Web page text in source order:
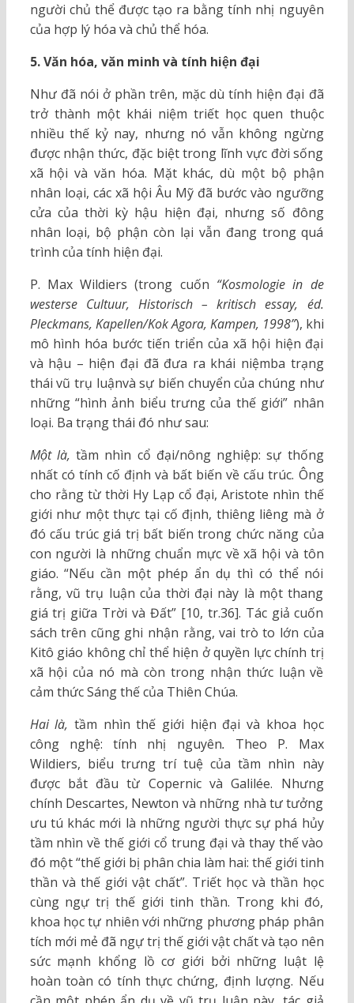
người chủ thể được tạo ra bằng tính nhị nguyên
của hợp lý hóa và chủ thể hóa.
5. Văn hóa, văn minh và tính hiện đại
Như đã nói ở phần trên, mặc dù tính hiện đại đã
trở thành một khái niệm triết học quen thuộc
nhiều thế kỷ nay, nhưng nó vẫn không ngừng
được nhận thức, đặc biệt trong lĩnh vực đời sống
xã hội và văn hóa. Mặt khác, dù một bộ phận
nhân loại, các xã hội Âu Mỹ đã bước vào ngưỡng
cửa của thời kỳ hậu hiện đại, nhưng số đông
nhân loại, bộ phận còn lại vẫn đang trong quá
trình của tính hiện đại.
P. Max Wildiers (trong cuốn “Kosmologiein de
westerse Cultuur, Historisch – kritisch essay, éd.
Pleckmans, Kapellen/Kok Agora, Kampen, 1998”), khi
mô hình hóa bước tiến triển của xã hội hiện đại
và hậu – hiện đại đã đưa ra khái niệmba trạng
thái vũ trụ luậnvà sự biến chuyển của chúng như
những “hình ảnh biểu trưng của thế giới” nhân
loại. Ba trạng thái đó như sau:
Một là, tầm nhìn cổ đại/nông nghiệp: sự thống
nhất có tính cố định và bất biến về cấu trúc. Ông
cho rằng từ thời Hy Lạp cổ đại, Aristote nhìn thế
giới như một thực tại cố định, thiêng liêng mà ở
đó cấu trúc giá trị bất biến trong chức năng của
con người là những chuẩn mực về xã hội và tôn
giáo. “Nếu cần một phép ẩn dụ thì có thể nói
rằng, vũ trụ luận của thời đại này là một thang
giá trị giữa Trời và Đất” [10, tr.36]. Tác giả cuốn
sách trên cũng ghi nhận rằng, vai trò to lớn của
Kitô giáo không chỉ thể hiện ở quyền lực chính trị
xã hội của nó mà còn trong nhận thức luận về
cảm thức Sáng thế của Thiên Chúa.
Hai là, tầm nhìn thế giới hiện đại và khoa học
công nghệ: tính nhị nguyên. Theo P. Max
Wildiers, biểu trưng trí tuệ của tầm nhìn này
được bắt đầu từ Copernic và Galilée. Nhưng
chính Descartes, Newton và những nhà tư tưởng
ưu tú khác mới là những người thực sự phá hủy
tầm nhìn về thế giới cổ trung đại và thay thế vào
đó một “thế giới bị phân chia làm hai: thế giới tinh
thần và thế giới vật chất”. Triết học và thần học
cùng ngự trị thế giới tinh thần. Trong khi đó,
khoa học tự nhiên với những phương pháp phân
tích mới mẻ đã ngự trị thế giới vật chất và tạo nên
sức mạnh khổng lồ cơ giới bởi những luật lệ
hoàn toàn có tính thực chứng, định lượng. Nếu